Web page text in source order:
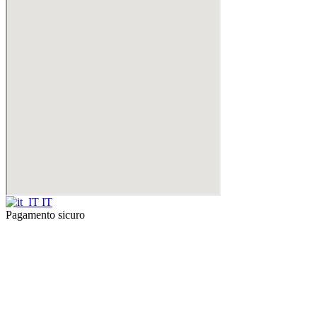
IT
Pagamento sicuro